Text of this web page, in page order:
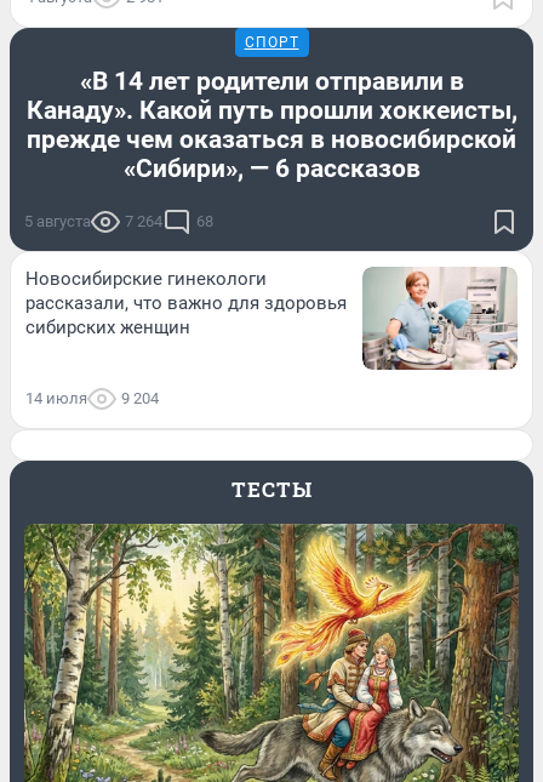
СПОРТ
«В 14 лет родители отправили в
Канаду». Какой путь прошли хоккеисты,
прежде чем оказаться в новосибирской
«Сибири», — 6 рассказов
5 августа 7 264 68
Новосибирские гинекологи
рассказали, что важно для здоровья
сибирских женщин
14 июля 9 204
ТЕСТЫ